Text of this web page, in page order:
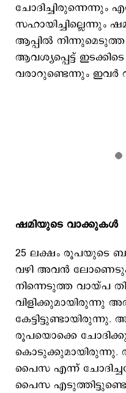
ചോദിച്ചിരുന്നെന്നും
സഹായിച്ചില്ലെന്നും
ആപ്പില്‍ നിന്നുമെടുത്ത
ആവശ്യപ്പെട്ട്
വരാറുണ്ടെന്നും ഇവര്‍
ഷമിയുടെ വാക്കുകള്‍
25 ലക്ഷം രൂപയുടെ
വഴി അവന്‍
നിന്നെടുത്ത വായ്പ
വിളിക്കുമായിരുന്നു
രൂപയൊക്കെ
കൊടുക്കുമായിരുന്നു.
പൈസ എന്ന്
പൈസ